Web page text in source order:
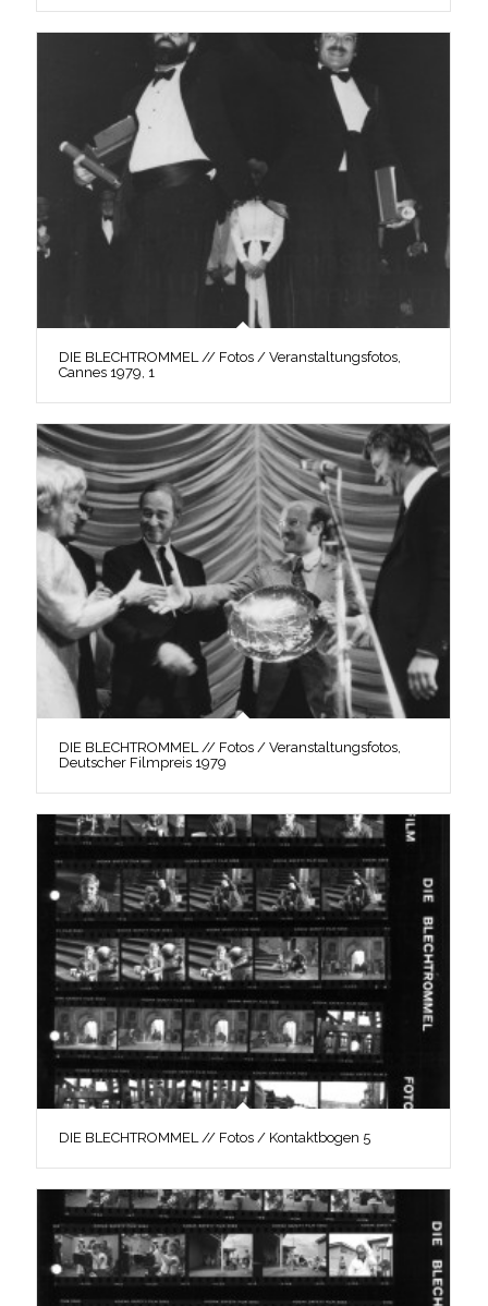
DIE BLECHTROMMEL // Fotos / Veranstaltungsfotos,
Cannes 1979, 1
DIE BLECHTROMMEL // Fotos / Veranstaltungsfotos,
Deutscher Filmpreis 1979
DIE BLECHTROMMEL // Fotos / Kontaktbogen 5